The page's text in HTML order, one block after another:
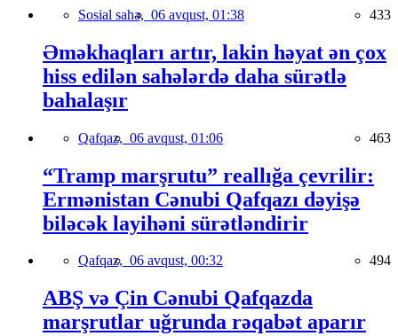
Sosial sahə, 06 avqust, 01:38 433
Əməkhaqları artır, lakin həyat ən çox
hiss edilən sahələrdə daha sürətlə
bahalaşır
Qafqaz, 06 avqust, 01:06 463
“Tramp marşrutu” reallığa çevrilir:
Ermənistan Cənubi Qafqazı dəyişə
biləcək layihəni sürətləndirir
Qafqaz, 06 avqust, 00:32 494
ABŞ və Çin Cənubi Qafqazda
marşrutlar uğrunda rəqabət aparır